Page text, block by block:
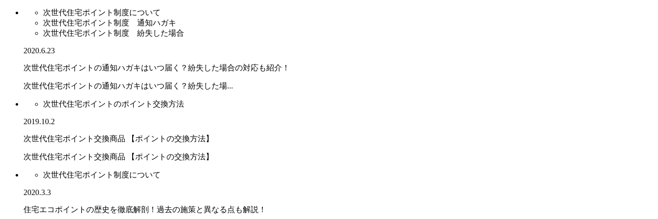
次世代住宅ポイント制度について
次世代住宅ポイント制度 通知ハガキ
次世代住宅ポイント制度 紛失した場合
2020.6.23
次世代住宅ポイントの通知ハガキはいつ届く？紛失した場合の対応も紹介！
次世代住宅ポイントの通知ハガキはいつ届く？紛失した場...
次世代住宅ポイントのポイント交換方法
2019.10.2
次世代住宅ポイント交換商品 【ポイントの交換方法】
次世代住宅ポイント交換商品 【ポイントの交換方法】
次世代住宅ポイント制度について
2020.3.3
住宅エコポイントの歴史を徹底解剖！過去の施策と異なる点も解説！